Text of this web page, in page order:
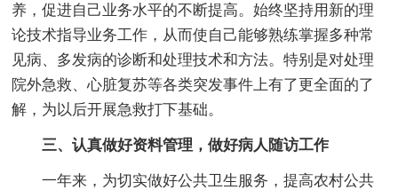
养，促进自己业务水平的不断提高。始终坚持用新的理
论技术指导业务工作，从而使自己能够熟练掌握多种常
见病、多发病的诊断和处理技术和方法。特别是对处理
院外急救、心脏复苏等各类突发事件上有了更全面的了
解，为以后开展急救打下基础。
三、认真做好资料管理，做好病人随访工作
一年来，为切实做好公共卫生服务，提高农村公共